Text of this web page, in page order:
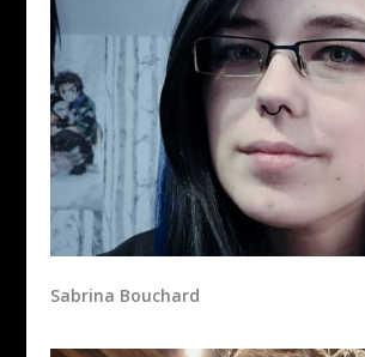
Sabrina Bouchard